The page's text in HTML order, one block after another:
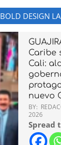
BOLD DESIGN
Caribe
Cali:
nuevo
BY:
2026
Spread